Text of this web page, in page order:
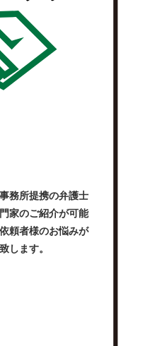
務所提携の弁護士
家のご紹介が可能
頼者様のお悩みが
します。